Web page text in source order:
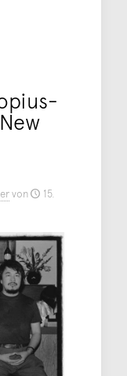
von
15.